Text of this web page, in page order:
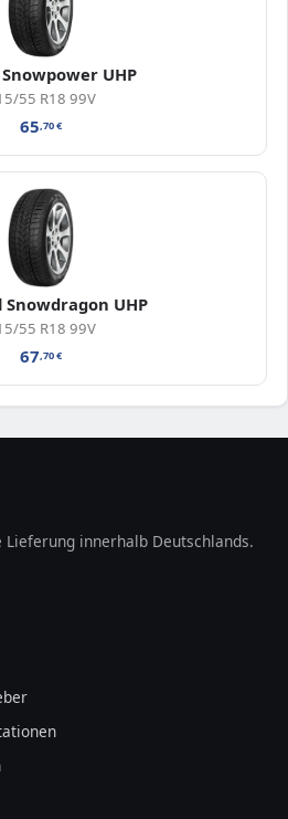
UHP
55 R18 99V
65,70€
UHP
55 R18 99V
67,70€
Lieferung innerhalb Deutschlands.